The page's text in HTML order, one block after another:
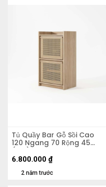
Tủ Quầy Bar Gỗ Sồi Cao
120 Ngang 70 Rộng 45
(cm)
2 năm trước
6.800.000 ₫